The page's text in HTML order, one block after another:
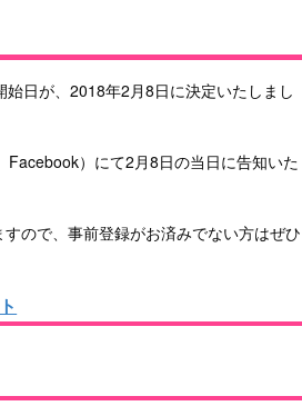
日が、2018年2月8日に決定いたしまし
）にて2月8日の当日に告知いた
ので、事前登録がお済みでない方はぜひ